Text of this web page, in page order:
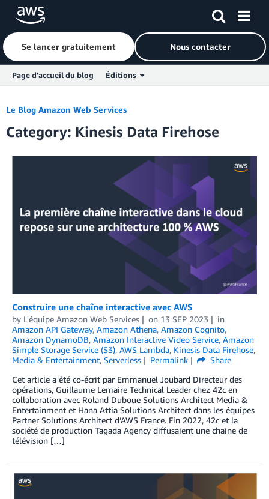
Skip to Main Content
Se lancer gratuitement Nous contacter
Page d'accueil du blog Éditions
Le Blog Amazon Web Services
Category: Kinesis Data Firehose
Construire une chaîne interactive avec AWS
by L'équipe Amazon Web Services on 13 SEP 2023
in
Amazon API Gateway, Amazon Athena, Amazon Cognito,
Amazon DynamoDB, Amazon Interactive Video Service, Amazon
Simple Storage Service (S3), AWS Lambda, Kinesis Data Firehose,
Media & Entertainment, Serverless Permalink
Share
Cet article a été co-écrit par Emmanuel Joubard Directeur des
opérations, Guillaume Lemaire Technical Leader chez 42c en
collaboration avec Roland Duboue Solutions Architect Media &
Entertainment et Hana Attia Solutions Architect dans les équipes
Partner Solutions Architect d’AWS France. Fin 2022, 42c et la
société de production Tagada Agency diffusaient une chaine de
télévision […]